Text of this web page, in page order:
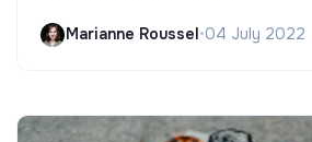
Marianne Roussel•04 July 2022